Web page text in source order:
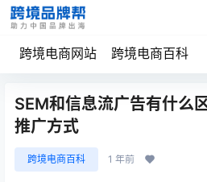
跨境电商网站 跨境电商百科
SEM和信息流广告有什么
推广方式
跨境电商百科 1 年前